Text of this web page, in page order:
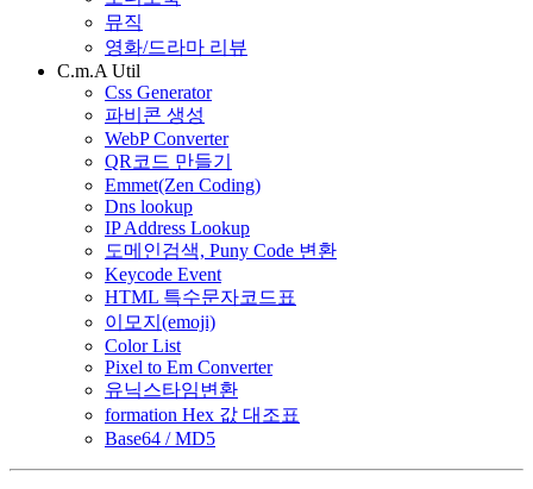
뮤직
영화/드라마 리뷰
C.m.A Util
Css Generator
파비콘 생성
WebP Converter
QR코드 만들기
Emmet(Zen Coding)
Dns lookup
IP Address Lookup
도메인검색, Puny Code 변환
Keycode Event
HTML 특수문자코드표
이모지(emoji)
Color List
Pixel to Em Converter
유닉스타임변환
formation Hex 값 대조표
Base64 / MD5